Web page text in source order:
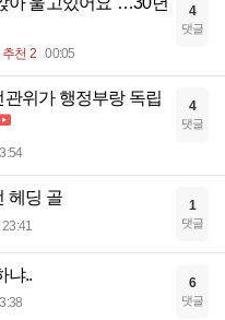
추천 2 00:05
4
댓글
위가 행정부랑 독립
4
댓글
헤딩 골
23:41
1
댓글
냐.. 6
댓글